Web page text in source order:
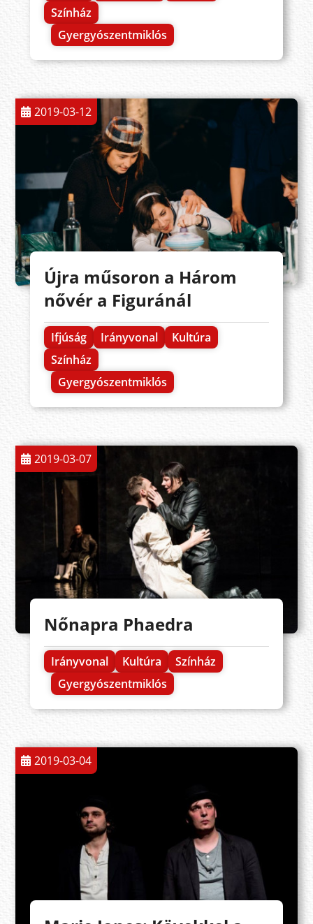
Színház
Gyergyószentmiklós
2019-03-12
Újra műsoron a Három
nővér a Figuránál
Ifjúság Irányvonal
Kultúra
Színház
Gyergyószentmiklós
2019-03-07
Nőnapra Phaedra
Irányvonal Kultúra
Színház
Gyergyószentmiklós
2019-03-04